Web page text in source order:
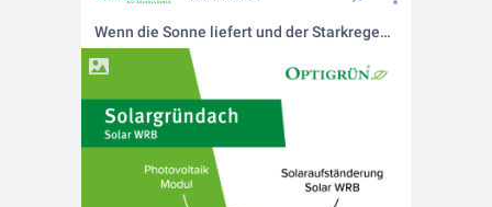
Wenn die Sonne liefert und der Starkregen kommt – warum sich Dächer heute doppelt auszahlen.